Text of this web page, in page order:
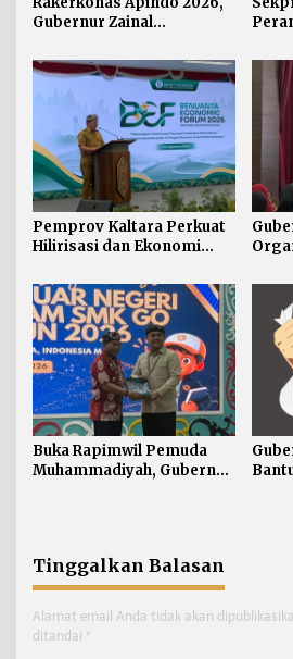
Gubernur Zainal
Strategis Kaltara ke
Perwakilan Negara
Pemprov Kaltara Perkuat
Hilirisasi dan Ekonomi
Perang Dagang Global
Buka Rapimwil Pemuda
Muhammadiyah, Gubernur
Tinggalkan Balasan
Alamat email Anda tidak akan
ditandai *